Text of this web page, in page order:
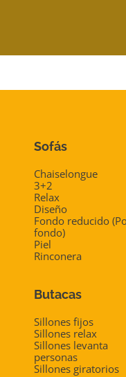
I
Sofás
Chaiselongue
3+2
Relax
Diseño
Fondo reducido
fondo)
Piel
Rinconera
Butacas
Sillones fijos
Sillones relax
Sillones levanta
personas
Sillones giratorios